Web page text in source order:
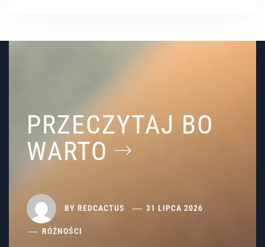
PRZECZYTAJ BO
WARTO
BY REDCACTUS 31 LIPCA 2026
RÓŻNOŚCI